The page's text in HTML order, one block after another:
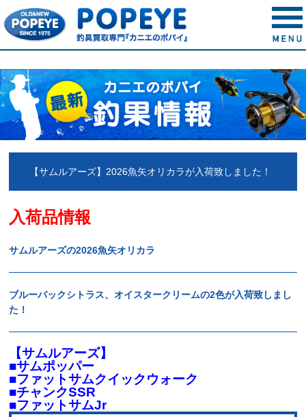
【サムルアーズ】2026魚矢オリカラが入荷致しました！
入荷品情報
サムルアーズの2026魚矢オリカラ
ブルーバックシトラス、オイスタークリームの2色が入荷致しまし
た！
【サムルアーズ】
■サムポッパー
■ファットサムクイックウォーク
■チャンクSSR
■ファットサムJr